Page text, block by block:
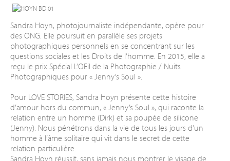
Sandra Hoyn, photojournaliste indépendante, opère pour
des ONG. Elle poursuit en parallèle ses projets
photographiques personnels en se concentrant sur les
questions sociales et les Droits de l’homme. En 2015, elle a
reçu le prix Spécial L’OEil de la Photographie / Nuits
Photographiques pour « Jenny’s Soul ».
Pour LOVE STORIES, Sandra Hoyn présente cette histoire
d’amour hors du commun, « Jenny’s Soul », qui raconte la
relation entre un homme (Dirk) et sa poupée de silicone
(Jenny). Nous pénétrons dans la vie de tous les jours d’un
homme à l’âme solitaire qui vit dans le secret de cette
relation particulière.
Sandra Hoyn réussit, sans jamais nous montrer le visage de